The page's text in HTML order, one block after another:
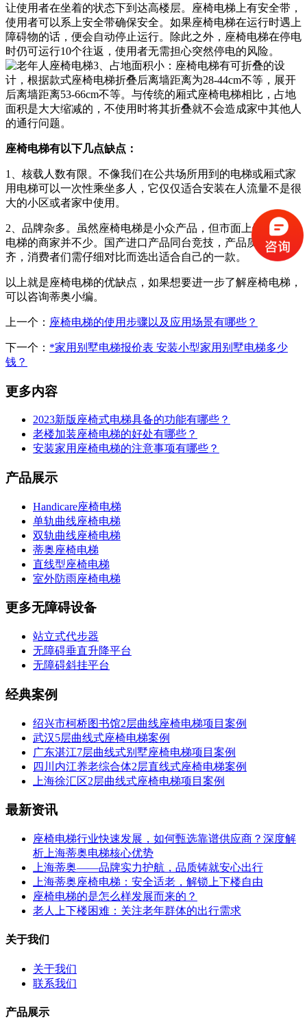
让使用者在坐着的状态下到达高楼层。座椅电梯上有安全带，
使用者可以系上安全带确保安全。如果座椅电梯在运行时遇上
障碍物的话，便会自动停止运行。除此之外，座椅电梯在停电
时仍可运行10个往返，使用者无需担心突然停电的风险。
3、占地面积小：座椅电梯有可折叠的设
计，根据款式座椅电梯折叠后离墙距离为28-44cm不等，展开
后离墙距离53-66cm不等。与传统的厢式座椅电梯相比，占地
面积是大大缩减的，不使用时将其折叠就不会造成家中其他人
的通行问题。
座椅电梯有以下几点缺点：
1、核载人数有限。不像我们在公共场所用到的电梯或厢式家
用电梯可以一次性乘坐多人，它仅仅适合安装在人流量不是很
大的小区或者家中使用。
2、品牌杂多。虽然座椅电梯是小众产品，但市面上销售座椅
电梯的商家并不少。国产进口产品同台竞技，产品质量良莠不
齐，消费者们需仔细对比而选出适合自己的一款。
以上就是座椅电梯的优缺点，如果想要进一步了解座椅电梯，
可以咨询蒂奥小编。
上一个： 座椅电梯的使用步骤以及应用场景有哪些？
下一个： *家用别墅电梯报价表 安装小型家用别墅电梯多少
钱？
更多内容
2023新版座椅式电梯具备的功能有哪些？
老楼加装座椅电梯的好处有哪些？
安装家用座椅电梯的注意事项有哪些？
产品展示
Handicare座椅电梯
单轨曲线座椅电梯
双轨曲线座椅电梯
蒂奥座椅电梯
直线型座椅电梯
室外防雨座椅电梯
更多无障碍设备
站立式代步器
无障碍垂直升降平台
无障碍斜挂平台
经典案例
绍兴市柯桥图书馆2层曲线座椅电梯项目案例
武汉5层曲线式座椅电梯案例
广东湛江7层曲线式别墅座椅电梯项目案例
四川内江养老综合体2层直线式座椅电梯案例
上海徐汇区2层曲线式座椅电梯项目案例
最新资讯
座椅电梯行业快速发展，如何甄选靠谱供应商？深度解
析上海蒂奥电梯核心优势
上海蒂奥——品牌实力护航，品质铸就安心出行
上海蒂奥座椅电梯：安全适老，解锁上下楼自由
座椅电梯的是怎么样发展而来的？
老人上下楼困难：关注老年群体的出行需求
关于我们
关于我们
联系我们
产品展示